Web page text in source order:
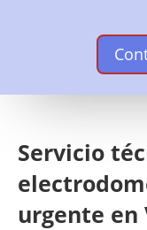
Servicio
urgente en